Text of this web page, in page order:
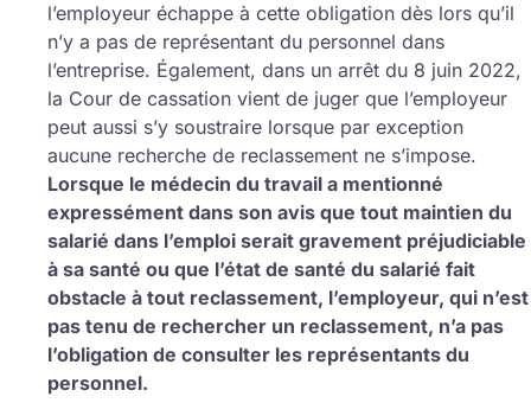
l’employeur échappe à cette obligation dès lors qu’il
n’y a pas de représentant du personnel dans
l’entreprise. Également, dans un arrêt du 8 juin 2022,
la Cour de cassation vient de juger que l’employeur
peut aussi s’y soustraire lorsque par exception
aucune recherche de reclassement ne s’impose.
Lorsque le médecin du travail a mentionné
expressément dans son avis que tout maintien du
salarié dans l’emploi serait gravement préjudiciable
à sa santé ou que l’état de santé du salarié fait
obstacle à tout reclassement, l’employeur, qui n’est
pas tenu de rechercher un reclassement, n’a pas
l’obligation de consulter les représentants du
personnel.